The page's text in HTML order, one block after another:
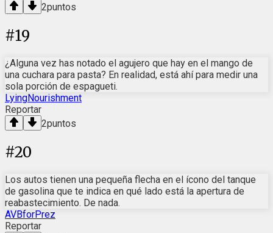
2puntos
#19
¿Alguna vez has notado el agujero que hay en el mango de
una cuchara para pasta? En realidad, está ahí para medir una
sola porción de espagueti.
LyingNourishment
Reportar
2puntos
#20
Los autos tienen una pequeña flecha en el ícono del tanque
de gasolina que te indica en qué lado está la apertura de
reabastecimiento. De nada.
AVBforPrez
Reportar